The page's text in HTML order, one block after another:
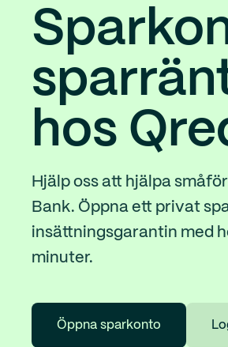
hos
Hjälp oss att hjälpa
Bank. Öppna ett privat
insättningsgarantin med
minuter.
Öppna sparkonto